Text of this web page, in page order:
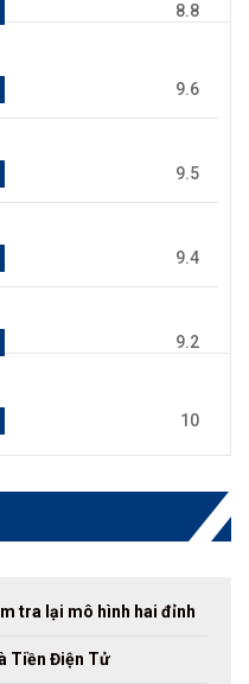
8.8
9.6
9.5
9.4
9.2
10
tra lại mô hình hai đỉnh
Tiền Điện Tử